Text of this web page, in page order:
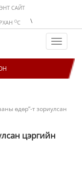
САЙТ
OC
C
\
Toggle
өдөр”-т зориулсан
цэргийн